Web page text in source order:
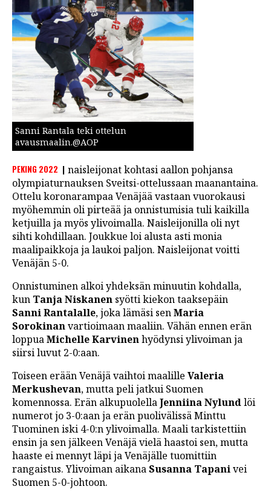
Sanni Rantala teki ottelun
avausmaalin.@AOP
PEKING 2022
naisleijonat kohtasi aallon pohjansa
olympiaturnauksen Sveitsi-ottelussaan maanantaina.
Ottelu koronarampaa Venäjää vastaan vuorokausi
myöhemmin oli pirteää ja onnistumisia tuli kaikilla
ketjuilla ja myös ylivoimalla. Naisleijonilla oli nyt
sihti kohdillaan. Joukkue loi alusta asti monia
maalipaikkoja ja laukoi paljon. Naisleijonat voitti
Venäjän 5-0.
Onnistuminen alkoi yhdeksän minuutin kohdalla,
kun Tanja Niskanen syötti kiekon taaksepäin
Sanni Rantalalle, joka lämäsi senMaria
Sorokinanvartioimaan maaliin. Vähän ennen erän
loppuaMichelle Karvinenhyödynsi ylivoiman ja
siirsi luvut 2-0:aan.
Toiseen erään Venäjä vaihtoi maalille Valeria
Merkushevan, mutta peli jatkui Suomen
komennossa. Erän alkupuolellaJenniina Nylundlöi
numerot jo 3-0:aan ja erän puolivälissä Minttu
Tuominen iski 4-0:n ylivoimalla. Maali tarkistettiin
ensin ja sen jälkeen Venäjä vielä haastoi sen, mutta
haaste ei mennyt läpi ja Venäjälle tuomittiin
rangaistus. Ylivoiman aikanaSusanna Tapanivei
Suomen 5-0-johtoon.